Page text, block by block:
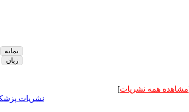
نمایه
زبان
مشاهده همه نشریات]
نشریات